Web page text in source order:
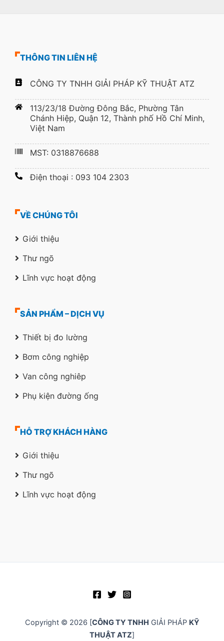
THÔNG TIN LIÊN HỆ
CÔNG TY TNHH GIẢI PHÁP KỸ THUẬT ATZ
113/23/18 Đường Đông Bắc, Phường Tân
Chánh Hiệp, Quận 12, Thành phố Hồ Chí Minh,
Việt Nam
MST: 0318876688
Điện thoại : 093 104 2303
VỀ CHÚNG TÔI
Giới thiệu
Thư ngõ
Lĩnh vực hoạt động
SẢN PHẨM – DỊCH VỤ
Thiết bị đo lường
Bơm công nghiệp
Van công nghiêp
Phụ kiện đường ống
HỖ TRỢ KHÁCH HÀNG
Giới thiệu
Thư ngõ
Lĩnh vực hoạt động
Copyright © 2026 [CÔNG TY TNHH GIẢI PHÁP KỸ
THUẬT ATZ]